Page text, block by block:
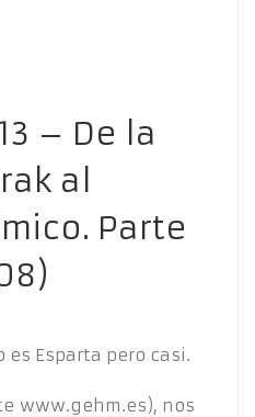
– De la
al
Parte
es Esparta pero casi.
www.gehm.es), nos